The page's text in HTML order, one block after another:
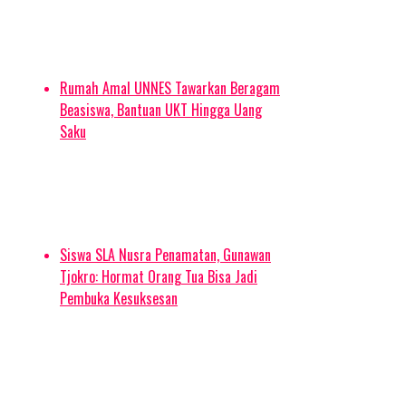
SMA 1 Ngawi ini.
Soal ekonomi partisipatif, itu bukan hal yang teoretis.
Riska mulai mengaplikasikannya dalam bidang wisata,
Manajemen partisipatif ini, ia menilai, cocok
diterapkan di Ngawi. Sebab, daerah di daerah tengah
ini memiliki objek wisata sejarah yang potensial.
Rumah Amal UNNES Tawarkan Beragam
Beasiswa, Bantuan UKT Hingga Uang
Saku
Siswa SLA Nusra Penamatan, Gunawan
Tjokro: Hormat Orang Tua Bisa Jadi
Pembuka Kesuksesan